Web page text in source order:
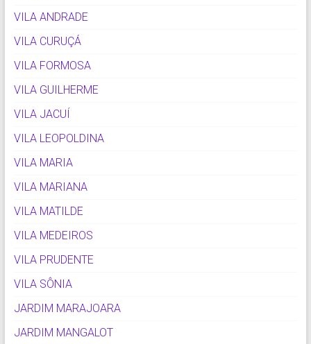
VILA ANDRADE
VILA CURUÇÁ
VILA FORMOSA
VILA GUILHERME
VILA JACUÍ
VILA LEOPOLDINA
VILA MARIA
VILA MARIANA
VILA MATILDE
VILA MEDEIROS
VILA PRUDENTE
VILA SÔNIA
JARDIM MARAJOARA
JARDIM MANGALOT